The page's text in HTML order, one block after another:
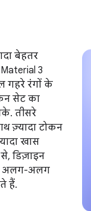
बेहतर
3
गहरे रंगों के
सेट का
तीसरे
ज़्यादा टोकन
खास
डिज़ाइन
अलग-अलग
हैं.